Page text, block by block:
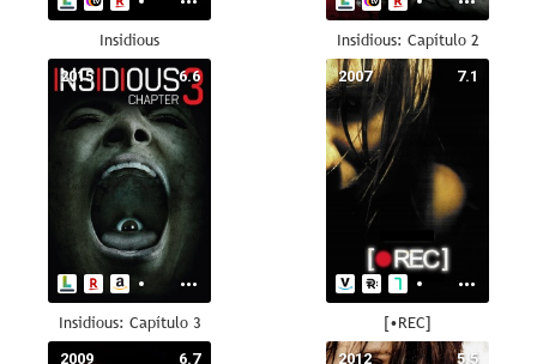
Insidious Insidious: Capítulo 2
6.6
2015
Insidious: Capítulo 3
7.1
2007
[•REC]
6.7
2009 5.5
2012